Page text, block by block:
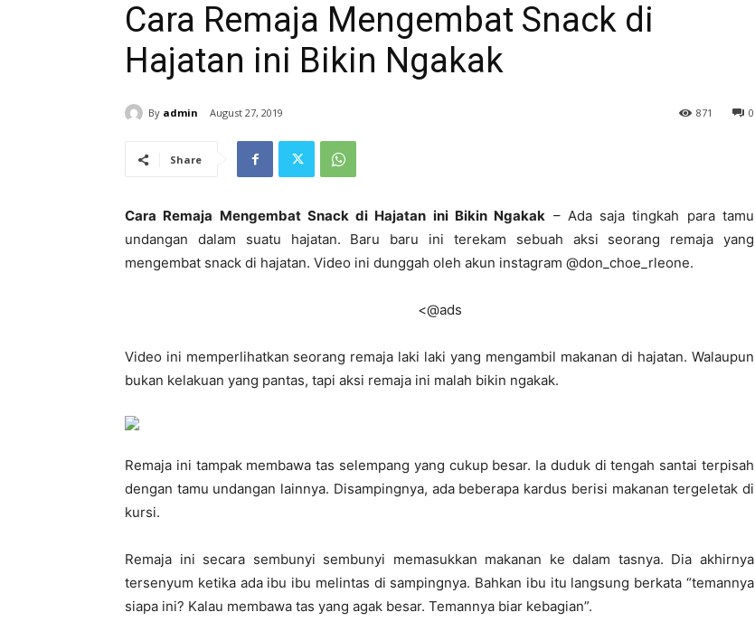
Cara Remaja Mengembat Snack di
Hajatan ini Bikin Ngakak
By admin August 27, 2019 0
871
Share
Cara Remaja Mengembat Snack di Hajatan ini Bikin Ngakak – Ada saja tingkah para tamu
undangan dalam suatu hajatan. Baru baru ini terekam sebuah aksi seorang remaja yang
mengembat snack di hajatan. Video ini dunggah oleh akun instagram @don_choe_rleone.
<@ads
Video ini memperlihatkan seorang remaja laki laki yang mengambil makanan di hajatan. Walaupun
bukan kelakuan yang pantas, tapi aksi remaja ini malah bikin ngakak.
Remaja ini tampak membawa tas selempang yang cukup besar. Ia duduk di tengah santai terpisah
dengan tamu undangan lainnya. Disampingnya, ada beberapa kardus berisi makanan tergeletak di
kursi.
Remaja ini secara sembunyi sembunyi memasukkan makanan ke dalam tasnya. Dia akhirnya
tersenyum ketika ada ibu ibu melintas di sampingnya. Bahkan ibu itu langsung berkata “temannya
siapa ini? Kalau membawa tas yang agak besar. Temannya biar kebagian”.